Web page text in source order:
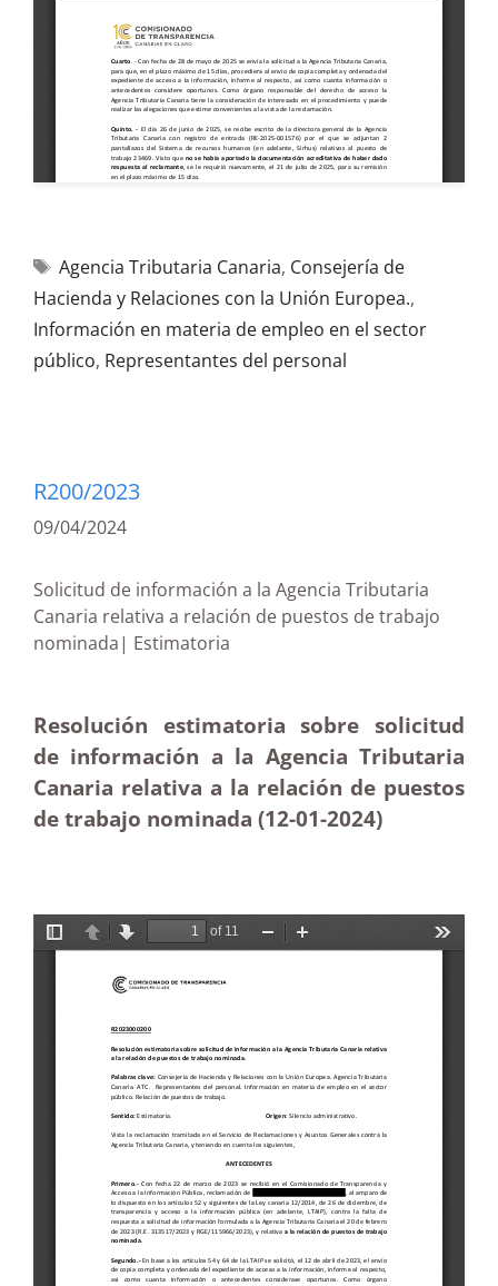
Agencia Tributaria Canaria, Consejería de
Hacienda y Relaciones con la Unión Europea.,
Información en materia de empleo en el sector
público, Representantes del personal
R200/2023
09/04/2024
Solicitud de información a la Agencia Tributaria
Canaria relativa a relación de puestos de trabajo
nominada| Estimatoria
Resolución estimatoria sobre solicitud
de información a la Agencia Tributaria
Canaria relativa a la relación de puestos
de trabajo nominada (12-01-2024)